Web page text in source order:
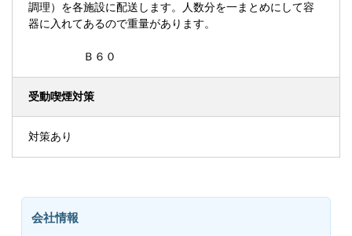
調理）を各施設に配送します。人数分を一まとめにして容
器に入れてあるので重量があります。
Ｂ６０
受動喫煙対策
対策あり
会社情報